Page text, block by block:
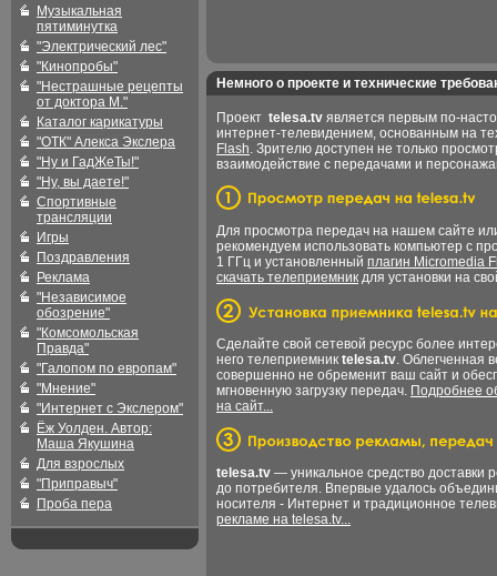
Музыкальная
пятиминутка
"Электрический лес"
"Кинопробы"
"Нестрашные рецепты
от доктора М."
Каталог карикатуры
"ОТК" Алекса Экслера
"Ну и ГадЖеТы!"
"Ну, вы даете!"
Спортивные
трансляции
Игры
Поздравления
Реклама
"Независимое
обозрение"
"Комсомольская
Правда"
"Галопом по европам"
"Мнение"
"Интернет с Экслером"
Ёж Уолден. Автор:
Маша Якушина
Для взрослых
"Приправыч"
Проба пера
Немного о проекте и технические
Проект telesa.tv является первым по-
интернет-телевидением, основанным на
Flash. Зрителю доступен не только
взаимодействие с передачами и
Для просмотра передач на нашем сайте
рекомендуем использовать компьютер с
1 ГГц и установленный плагин Micromedia
скачать телеприемник для установки на
Сделайте свой сетевой ресурс более
него телеприемник telesa.tv. Облегченная
совершенно не обременит ваш сайт и
мгновенную загрузку передач. Подробнее
на сайт...
telesa.tv — уникальное средство доставки
до потребителя. Впервые удалось
носителя - Интернет и традиционное
рекламе на telesa.tv...